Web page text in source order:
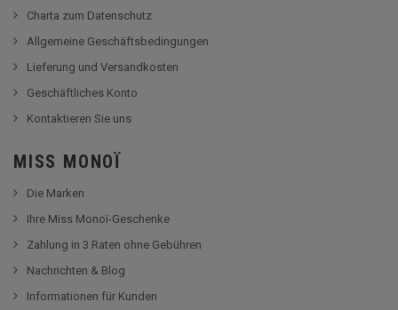
Charta zum Datenschutz
Allgemeine Geschäftsbedingungen
Lieferung und Versandkosten
Geschäftliches Konto
Kontaktieren Sie uns
MISS MONOÏ
Die Marken
Ihre Miss Monoï-Geschenke
Zahlung in 3 Raten ohne Gebühren
Nachrichten & Blog
Informationen für Kunden